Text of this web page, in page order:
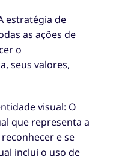
estratégia de
as ações de
o
seus valores,
visual: O
que representa a
e se
inclui o uso de